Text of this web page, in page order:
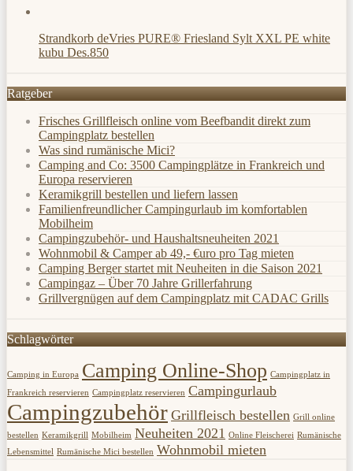
Strandkorb deVries PURE® Friesland Sylt XXL PE white
kubu Des.850
Ratgeber
Frisches Grillfleisch online vom Beefbandit direkt zum
Campingplatz bestellen
Was sind rumänische Mici?
Camping and Co: 3500 Campingplätze in Frankreich und
Europa reservieren
Keramikgrill bestellen und liefern lassen
Familienfreundlicher Campingurlaub im komfortablen
Mobilheim
Campingzubehör- und Haushaltsneuheiten 2021
Wohnmobil & Camper ab 49,- €uro pro Tag mieten
Camping Berger startet mit Neuheiten in die Saison 2021
Campingaz – Über 70 Jahre Grillerfahrung
Grillvergnügen auf dem Campingplatz mit CADAC Grills
Schlagwörter
Camping in Europa Camping Online-Shop Campingplatz in
Frankreich reservieren Campingplatz reservieren Campingurlaub
Campingzubehör Grillfleisch bestellen Grill online
bestellen Keramikgrill Mobilheim Neuheiten 2021 Online Fleischerei Rumänische
Lebensmittel Rumänische Mici bestellen Wohnmobil mieten